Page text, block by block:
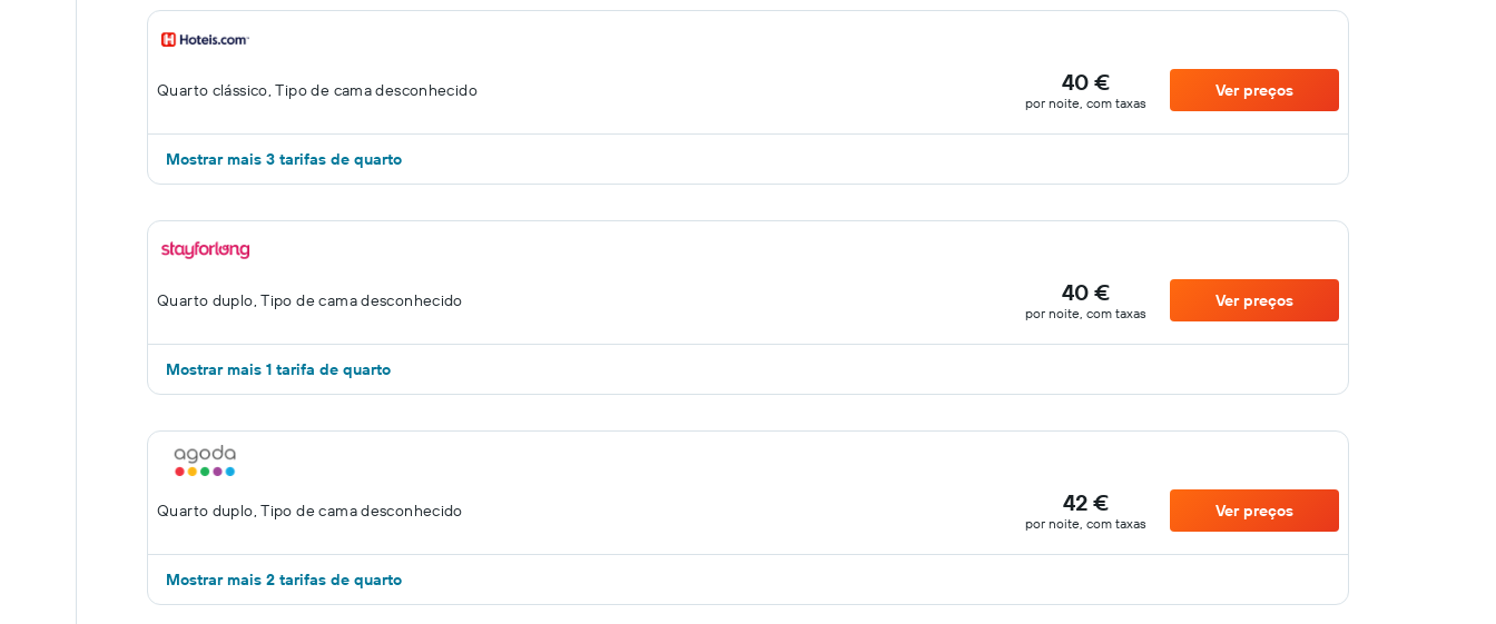
Quarto clássico, Tipo de cama desconhecido 40 €
por noite, com taxas
Ver preços
Mostrar mais 3 tarifas de quarto
Quarto duplo, Tipo de cama desconhecido 40 €
por noite, com taxas
Ver preços
Mostrar mais 1 tarifa de quarto
Quarto duplo, Tipo de cama desconhecido 42 €
por noite, com taxas
Ver preços
Mostrar mais 2 tarifas de quarto